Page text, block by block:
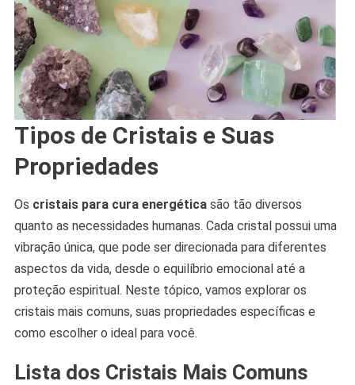
Tipos de Cristais e Suas
Propriedades
Os cristais para cura energéticasão tão diversos
quanto as necessidades humanas. Cada cristal possui uma
vibração única, que pode ser direcionada para diferentes
aspectos da vida, desde o equilíbrio emocional até a
proteção espiritual. Neste tópico, vamos explorar os
cristais mais comuns, suas propriedades específicas e
como escolher o ideal para você.
Lista dos Cristais Mais Comuns